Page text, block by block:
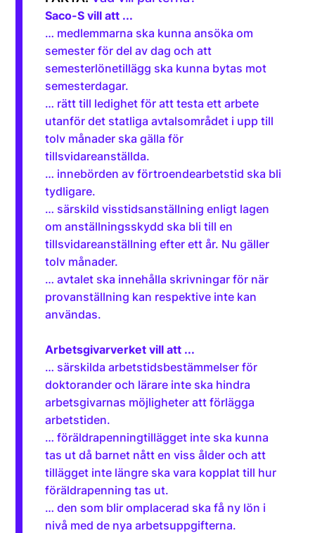
Saco-S vill att ...
… medlemmarna ska kunna ansöka om
semester för del av dag och att
semesterlönetillägg ska kunna bytas mot
semesterdagar.
… rätt till ledighet för att testa ett arbete
utanför det statliga avtalsområdet i upp till
tolv månader ska gälla för
tillsvidareanställda.
… innebörden av förtroendearbetstid ska bli
tydligare.
… särskild visstidsanställning enligt lagen
om anställningsskydd ska bli till en
tillsvidareanställning efter ett år. Nu gäller
tolv månader.
… avtalet ska innehålla skrivningar för när
provanställning kan respektive inte kan
användas.
Arbetsgivarverket vill att ...
… särskilda arbetstidsbestämmelser för
doktorander och lärare inte ska hindra
arbetsgivarnas möjligheter att förlägga
arbetstiden.
… föräldrapenningtillägget inte ska kunna
tas ut då barnet nått en viss ålder och att
tillägget inte längre ska vara kopplat till hur
föräldrapenning tas ut.
… den som blir omplacerad ska få ny lön i
nivå med de nya arbetsuppgifterna.